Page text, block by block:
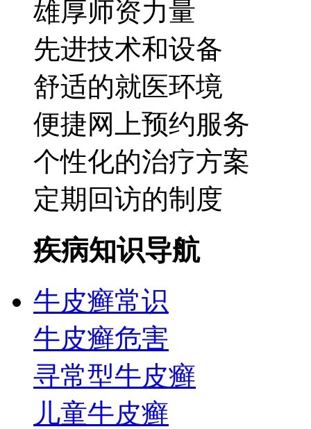
雄厚师资力量
先进技术和设备
舒适的就医环境
便捷网上预约服务
个性化的治疗方案
定期回访的制度
疾病知识导航
牛皮癣常识
牛皮癣危害
寻常型牛皮癣
儿童牛皮癣